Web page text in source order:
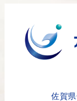
2023年8月
2023年6月
佐賀